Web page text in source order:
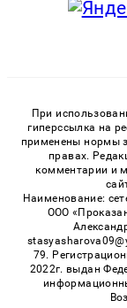
При
гиперссылка на
применены нормы
правах.
комментарии и
Наименование:
ООО
79.
2022г. выдан